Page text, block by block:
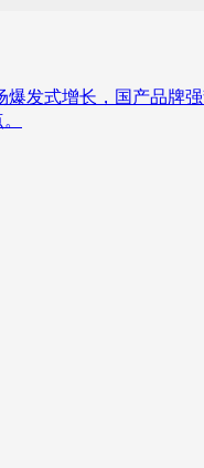
发式增长，国产品牌